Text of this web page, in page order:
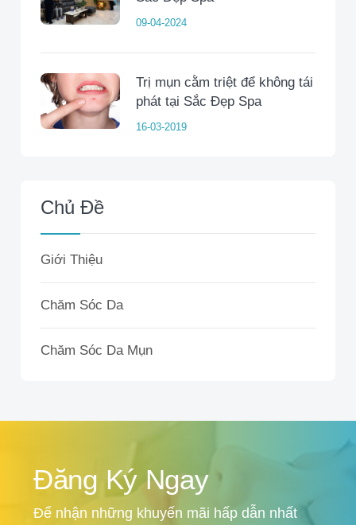
09-04-2024
Trị mụn cằm triệt để không tái
phát tại Sắc Đẹp Spa
16-03-2019
Chủ Đề
Giới Thiệu
Chăm Sóc Da
Chăm Sóc Da Mụn
Đăng Ký Ngay
Để nhận những khuyến mãi hấp dẫn nhất